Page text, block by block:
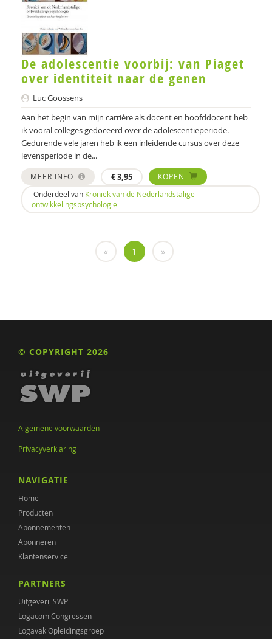
Eveline Crone
Rosine van Dam
Daantje Daniëls
Rita Dekrem
Philippe Delespaul
Lenneke Docter
Julia Driessen
Ed Elbers
Anne Evers
Paul van Geert
Petra Havinga
Cindy Heezius
Dirk den Hollander
Hille Hoogland
Johan Horeman
Josephien L. Jansen
Lex Kalverboer
Chantal Kemner
Gerdie Kienhorst
De adolescentie voorbij: van Piaget
over identiteit naar de genen
Luc Goossens
Aan het begin van mijn carrière als docent en hoofddocent heb
ik vooral colleges gedoceerd over de adolescentieperiode.
Gedurende vele jaren heb ik een inleidende cursus over deze
levensperiode in de...
MEER INFO €3,95
KOPEN
Onderdeel van Kroniek van de Nederlandstalige
ontwikkelingspsychologie
« 1 »
© COPYRIGHT 2026
Algemene voorwaarden
Privacyverklaring
NAVIGATIE
Home
Producten
Abonnementen
Abonneren
Klantenservice
PARTNERS
Uitgeverij SWP
Logacom Congressen
Logavak Opleidingsgroep